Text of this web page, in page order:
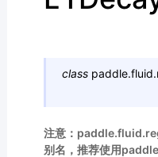
class
注意：
别名，推荐使用